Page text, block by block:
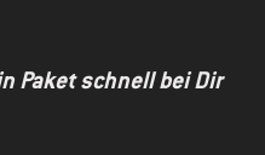
Paket schnell bei Dir